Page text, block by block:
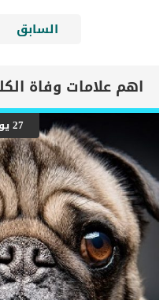
السابق
27 يوليو 2023